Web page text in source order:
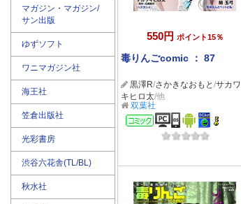
550円 ポイント15％
毒りんごcomic ： 87
黒澤R/さかきなおもと /サカワ
キヒロ太/他
双葉社
コミック
マガジン・マガジン/
サン出版
ゆずソフト
ワニマガジン社
海王社
笠倉出版社
光彩書房
渋谷六花舎(TL/BL)
秋水社